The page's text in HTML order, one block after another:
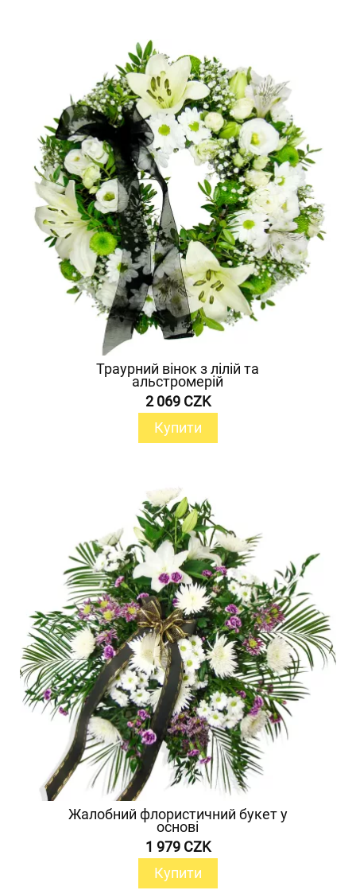
Траурний вінок з лілій та
альстромерій
2 069 CZK
Купити
Жалобний флористичний букет у
основі
1 979 CZK
Купити